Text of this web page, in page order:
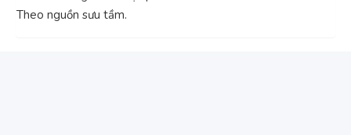
Theo nguồn sưu tầm.